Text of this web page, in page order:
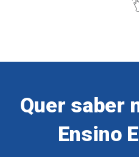
Quer saber
Ensino